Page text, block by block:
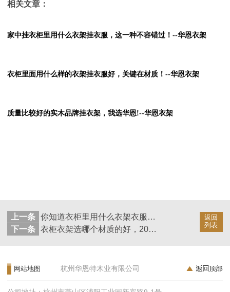
相关文章：
家中挂衣柜里用什么衣架挂衣服，这一种不容错过！--华恩衣架
衣柜里面用什么样的衣架挂衣服好，关键在材质！--华恩衣架
质量比较好的实木品牌挂衣架，我选华恩!--华恩衣架
返回
列表
上一条
你知道衣柜里用什么衣架衣服不变形吗？--华恩衣架
下一条
衣柜衣架选哪个材质的好，2020年你的家凭什么与众不同！--华恩衣架
网站地图 杭州华恩特木业有限公司